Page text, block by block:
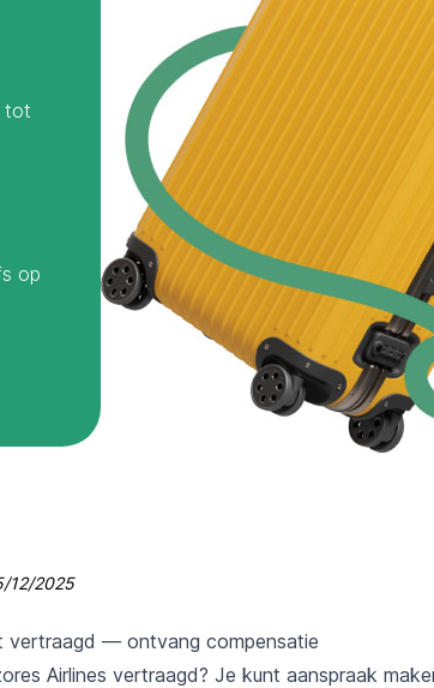
tot
op
12/2025
vertraagd — ontvang compensatie
Airlines vertraagd? Je kunt aanspraak